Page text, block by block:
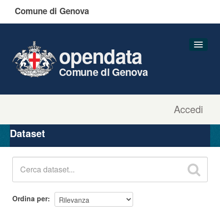
Comune di Genova
Accedi
opendata
Comune di Genova
Organizzazioni
Gruppi
Dataset
Ordina per